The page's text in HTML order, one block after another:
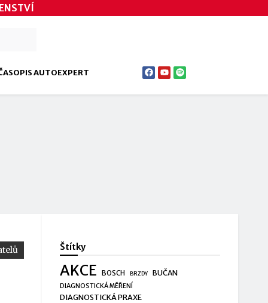
AUTOEXPERT
Štítky
AKCE BOSCH BRZDY BUČAN
DIAGNOSTICKÁ MĚŘENÍ
DIAGNOSTICKÁ PRAXE